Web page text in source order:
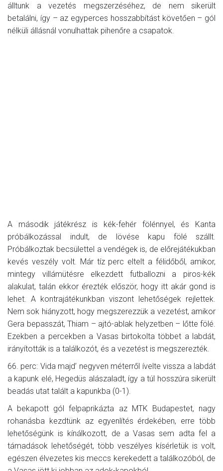
álltunk a vezetés megszerzéséhez, de nem sikerült
betalálni, így – az egyperces hosszabbítást követően – gól
nélküli állásnál vonulhattak pihenőre a csapatok.
A második játékrész is kék-fehér fölénnyel, és Kanta
próbálkozással indult, de lövése kapu fölé szállt.
Próbálkoztak becsülettel a vendégek is, de előrejátékukban
kevés veszély volt. Már tíz perc eltelt a félidőből, amikor,
mintegy villámütésre elkezdett futballozni a piros-kék
alakulat, talán ekkor érezték először, hogy itt akár gond is
lehet. A kontrajátékunkban viszont lehetőségek rejlettek.
Nem sok hiányzott, hogy megszerezzük a vezetést, amikor
Gera bepasszát, Thiam – ajtó-ablak helyzetben – lőtte fölé.
Ezekben a percekben a Vasas birtokolta többet a labdát,
irányították is a találkozót, és a vezetést is megszerezték.
66. perc: Vida majd’ negyven méterről ívelte vissza a labdát
a kapunk elé, Hegedüs alászaladt, így a túl hosszúra sikerült
beadás utat talált a kapunkba (0-1).
A bekapott gól felpaprikázta az MTK Budapestet, nagy
rohanásba kezdtünk az egyenlítés érdekében, erre több
lehetőségünk is kínálkozott, de a Vasas sem adta fel a
támadások lehetőségét, több veszélyes kísérletük is volt,
egészen élvezetes kis meccs kerekedett a találkozóból, de